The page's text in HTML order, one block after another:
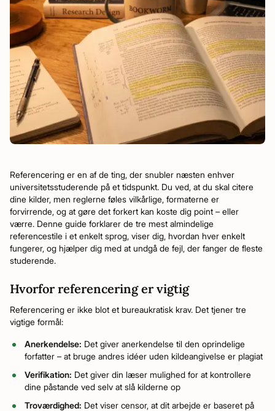
Referencering er en af de ting, der snubler næsten enhver
universitetsstuderende på et tidspunkt. Du ved, at du skal citere
dine kilder, men reglerne føles vilkårlige, formaterne er
forvirrende, og at gøre det forkert kan koste dig point – eller
værre. Denne guide forklarer de tre mest almindelige
referencestile i et enkelt sprog, viser dig, hvordan hver enkelt
fungerer, og hjælper dig med at undgå de fejl, der fanger de fleste
studerende.
Hvorfor referencering er vigtig
Referencering er ikke blot et bureaukratisk krav. Det tjener tre
vigtige formål:
Anerkendelse: Det giver anerkendelse til den oprindelige
forfatter – at bruge andres idéer uden kildeangivelse er plagiat
Verifikation: Det giver din læser mulighed for at kontrollere
dine påstande ved selv at slå kilderne op
Troværdighed: Det viser censor, at dit arbejde er baseret på